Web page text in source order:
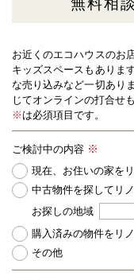
無料相
お近くのエコハウスのお
キッズスペースもありま
な売り込みなど一切あり
じてオンラインの打合せ
※ は必須項目です。
ご検討中の内容
現在、お住いの家を
中古物件を探してリ
お探しの地域
購入済みの物件をリ
その他